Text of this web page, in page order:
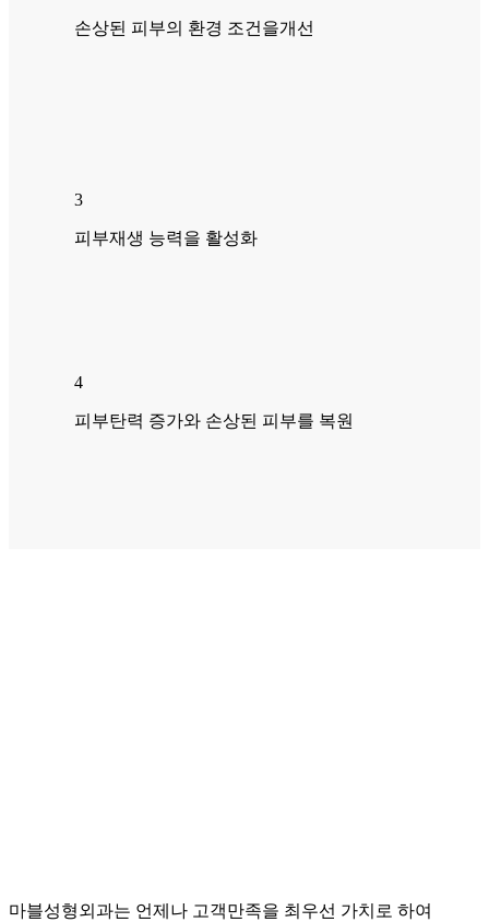
손상된 피부의 환경 조건을개선
3
피부재생 능력을 활성화
4
피부탄력 증가와 손상된 피부를 복원
마블성형외과는 언제나 고객만족을 최우선 가치로 하여